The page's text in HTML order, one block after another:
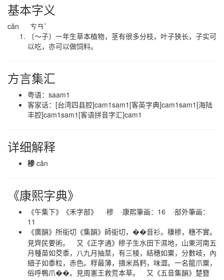
基本字义
cǎn ㄘㄢˇ
〔～子〕一年生草本植物，茎有很多分枝，叶子狭长，子实可
以吃，亦可以做饲料。
方言集汇
粤语：saam1
客家话：[台湾四县腔]cam1sam1[客英字典]cam1sam1[海陆
丰腔]cam1sam1[客语拼音字汇]cam1
详细解释
穇 cǎn
《康熙字典》
《午集下》《禾字部》 ·穇 ·康熙筆画：16 ·部外筆画：
11
《廣韻》所銜切《集韻》師銜切， ��音衫。稴穇，穗不實。
見齊民要術。 又《正字通》穇子生水田下濕地，山東河南五
月種苗如茭黍，八九月抽莖，有三稜，結穗如粟，分數岐，內
細子如黍粒，赤色。稃最薄，擣米爲麫，味澀。一名龍爪粟，
俗呼鴨爪��。見周憲王救荒本草。 又《五音集韻》楚簪